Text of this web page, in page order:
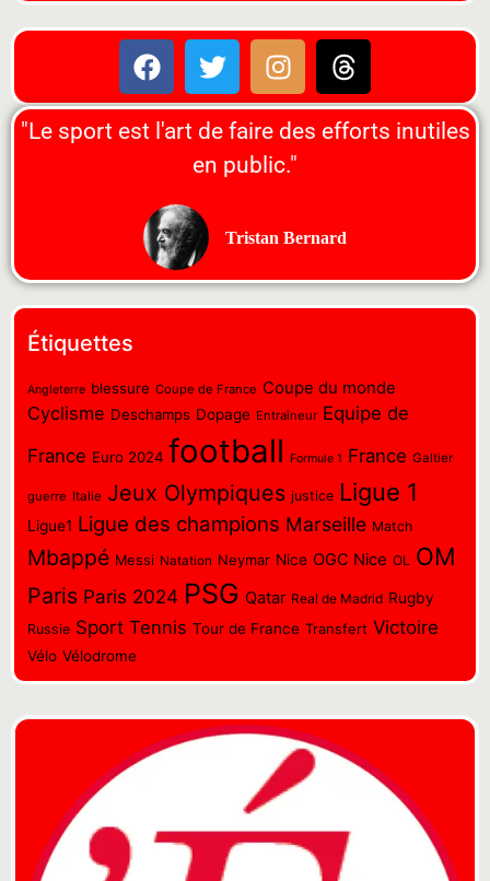
"Le sport est l'art de faire des efforts inutiles
en public."
Tristan Bernard
Étiquettes
Angleterre blessure Coupe de France Coupe du monde
Cyclisme Deschamps Dopage Entraîneur Equipe de
France Euro 2024 football Formule 1 France Galtier
guerre Italie Jeux Olympiques justice Ligue 1
Ligue1 Ligue des champions Marseille Match
Mbappé Messi Natation Neymar Nice OGC Nice OL OM
Paris Paris 2024 PSG Qatar Real de Madrid Rugby
Russie Sport Tennis Tour de France Transfert Victoire
Vélo Vélodrome